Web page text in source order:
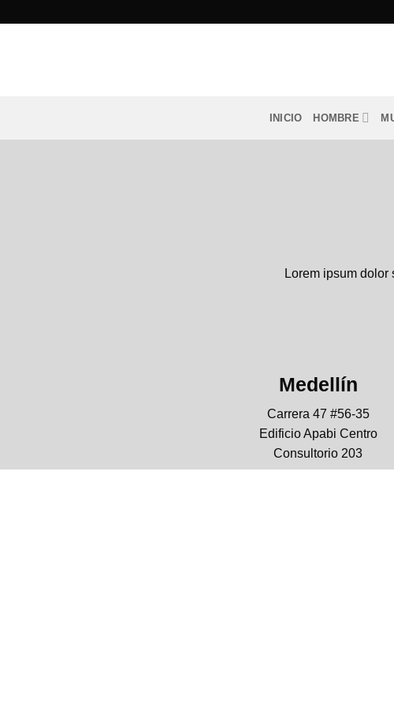
INICIO HOMBRE
Lorem ipsum
Medellín
Carrera 47 #56-35
Edificio Apabi Centro
Consultorio 203